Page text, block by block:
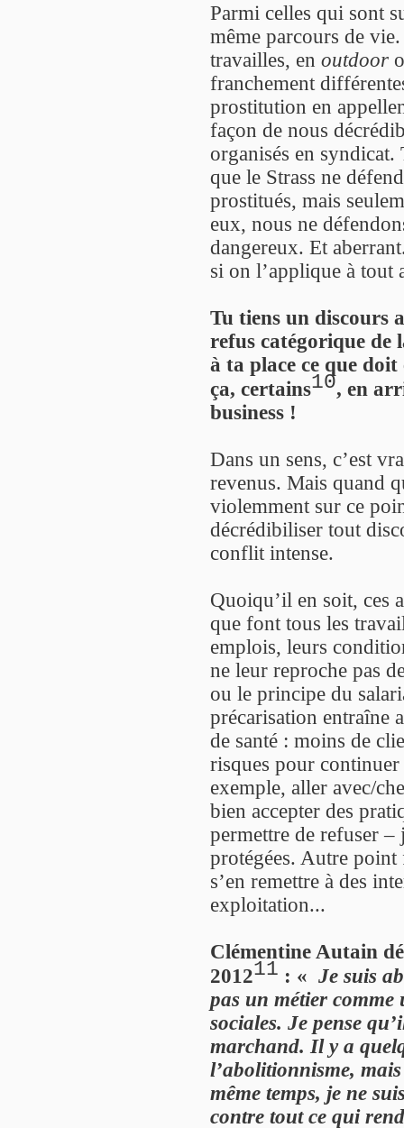
Parmi celles qui sont
même parcours de
travailles, en outdoor
franchement
prostitution en
façon de nous
organisés en
que le Strass ne
prostitués, mais
eux, nous ne
dangereux. Et
si on l’applique à tout
Tu tiens un discours
refus catégorique de
à ta place ce que
ça, certains10, en
business !
Dans un sens, c’est
revenus. Mais quand
violemment sur ce
décrédibiliser tout
conflit intense.
Quoiqu’il en soit, ces
que font tous les
emplois, leurs
ne leur reproche pas
ou le principe du
précarisation entraîne
de santé : moins de
risques pour continuer
exemple, aller avec/
bien accepter des
permettre de refuser
protégées. Autre point
s’en remettre à des
exploitation...
Clémentine Autain
201211 : « Je suis
pas un métier
sociales. Je pense
marchand. Il y a
l’abolitionnisme,
même temps, je ne
contre tout ce qui